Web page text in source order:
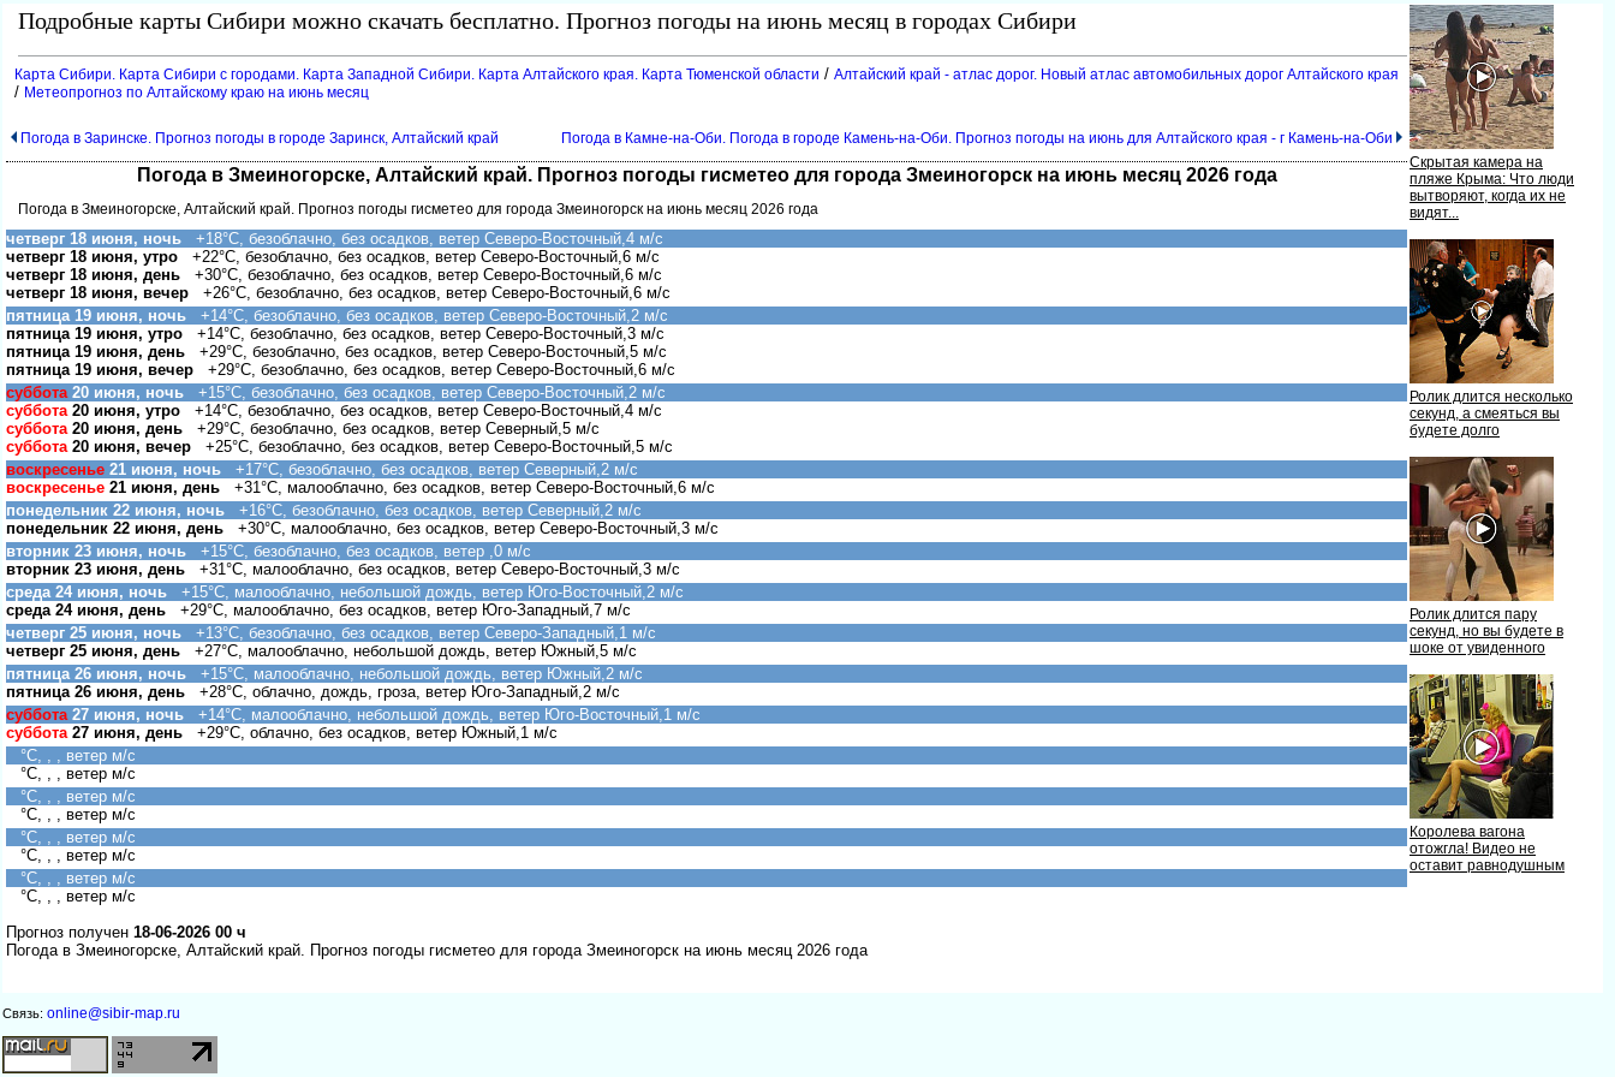
Скрытая камера на
пляже Крыма: Что люди
ытворяют, когда их не
идят...
Ролик длится несколько
секунд, а смеяться вы
удете долго
Ролик длится пару
секунд, но вы будете
шоке от увиденного
Королева вагона
отожгла! Видео не
оставит равнодушным
Подробные карты Сибири можно скачать бесплатно. Прогноз погоды на июнь месяц в городах Сибири
Карта Сибири. Карта Сибири с городами. Карта Западной Сибири. Карта Алтайского края. Карта Тюменской области / Алтайский край - атлас дорог. Новый атлас автомобильных дорог Алтайского края
/ Метеопрогноз по Алтайскому краю на июнь месяц
Погода в Заринске. Прогноз погоды в городе Заринск, Алтайский край Погода в Камне-на-Оби. Погода в городе Камень-на-Оби. Прогноз погоды на июнь для Алтайского края - г Камень-на-Оби
Погода в Змеиногорске, Алтайский край. Прогноз погоды гисметео для города Змеиногорск на июнь месяц 2026 года
Погода в Змеиногорске, Алтайский край. Прогноз погоды гисметео для города Змеиногорск на июнь месяц 2026 года
четверг 18 июня, ночь +18°C, безоблачно, без осадков, ветер Северо-Восточный,4 м/с
четверг 18 июня, утро +22°C, безоблачно, без осадков, ветер Северо-Восточный,6 м/с
четверг 18 июня, день +30°C, безоблачно, без осадков, ветер Северо-Восточный,6 м/с
четверг 18 июня, вечер +26°C, безоблачно, без осадков, ветер Северо-Восточный,6 м/с
пятница 19 июня, ночь +14°C, безоблачно, без осадков, ветер Северо-Восточный,2 м/с
пятница 19 июня, утро +14°C, безоблачно, без осадков, ветер Северо-Восточный,3 м/с
пятница 19 июня, день +29°C, безоблачно, без осадков, ветер Северо-Восточный,5 м/с
пятница 19 июня, вечер +29°C, безоблачно, без осадков, ветер Северо-Восточный,6 м/с
суббота20 июня, ночь +15°C, безоблачно, без осадков, ветер Северо-Восточный,2 м/с
суббота20 июня, утро +14°C, безоблачно, без осадков, ветер Северо-Восточный,4 м/с
суббота20 июня, день +29°C, безоблачно, без осадков, ветер Северный,5 м/с
суббота20 июня, вечер +25°C, безоблачно, без осадков, ветер Северо-Восточный,5 м/с
оскресенье 21 июня, ночь +17°C, безоблачно, без осадков, ветер Северный,2 м/с
оскресенье 21 июня, день +31°C, малооблачно, без осадков, ветер Северо-Восточный,6 м/с
понедельник 22 июня, ночь +16°C, безоблачно, без осадков, ветер Северный,2 м/с
понедельник 22 июня, день +30°C, малооблачно, без осадков, ветер Северо-Восточный,3 м/с
торник 23 июня, ночь +15°C, безоблачно, без осадков, ветер ,0 м/с
торник 23 июня, день +31°C, малооблачно, без осадков, ветер Северо-Восточный,3 м/с
среда 24 июня, ночь +15°C, малооблачно, небольшой дождь, ветер Юго-Восточный,2 м/с
среда 24 июня, день +29°C, малооблачно, без осадков, ветер Юго-Западный,7 м/с
четверг 25 июня, ночь +13°C, безоблачно, без осадков, ветер Северо-Западный,1 м/с
четверг 25 июня, день +27°C, малооблачно, небольшой дождь, ветер Южный,5 м/с
пятница 26 июня, ночь +15°C, малооблачно, небольшой дождь, ветер Южный,2 м/с
пятница 26 июня, день +28°C, облачно, дождь, гроза, ветер Юго-Западный,2 м/с
суббота27 июня, ночь +14°C, малооблачно, небольшой дождь, ветер Юго-Восточный,1 м/с
суббота27 июня, день +29°C, облачно, без осадков, ветер Южный,1 м/с
°C, , , ветер м/с
°C, , , ветер м/с
°C, , , ветер м/с
°C, , , ветер м/с
°C, , , ветер м/с
°C, , , ветер м/с
°C, , , ветер м/с
°C, , , ветер м/с
Прогноз получен 18-06-2026 00 ч
Погода в Змеиногорске, Алтайский край. Прогноз погоды гисметео для города Змеиногорск на июнь месяц 2026 года
Связь: online@sibir-map.ru